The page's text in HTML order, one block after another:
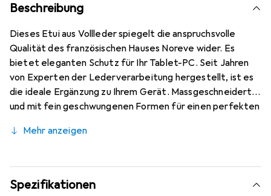
Beschreibung
Dieses Etui aus Vollleder spiegelt die anspruchsvolle
Qualität des französischen Hauses Noreve wider. Es
bietet eleganten Schutz für Ihr Tablet-PC. Seit Jahren
von Experten der Lederverarbeitung hergestellt, ist es
die ideale Ergänzung zu Ihrem Gerät. Massgeschneidert
und mit fein geschwungenen Formen für einen perfekten
Ihr Tablet-PC. Die Marke Noreve ist international für ihre
Wahl für den anspruchsvollen Kunden. Elegante
handgefertigte Schutzhülle aus hochwertigem Leder.
Handwerkliche Qualitätsfertigung. Stabiler und
Mehr anzeigen
Spezifikationen